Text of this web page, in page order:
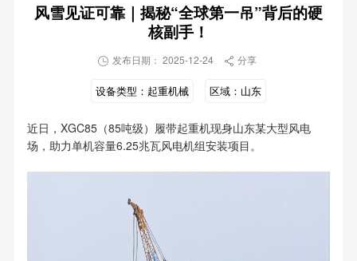
风雪见证可靠｜揭秘“全球第一吊”背后的硬
核副手！
 发布日期： 2025-12-24  分享
设备类型： 起重机械 区域： 山东
近日，XGC85（85吨级）履带起重机现身山东某大型风电
场，助力单机容量6.25兆瓦风电机组安装项目。